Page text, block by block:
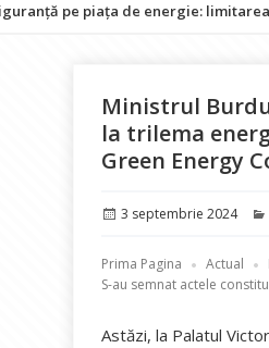
de energie: limitarea
Ministrul
la trilema
Green Energy
Publicat
3 septembrie 2024
Prima Pagina Actual
S-au semnat actele
Astăzi, la Palatul